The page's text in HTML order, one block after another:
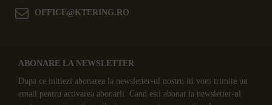
OFFICE@KTERING.RO
ABONARE LA NEWSLETTER
Dupa ce initiezi abonarea la newsletter-ul nostru iti vom trimite un
email pentru activarea abonarii. Cand esti abonat la newsletter-ul